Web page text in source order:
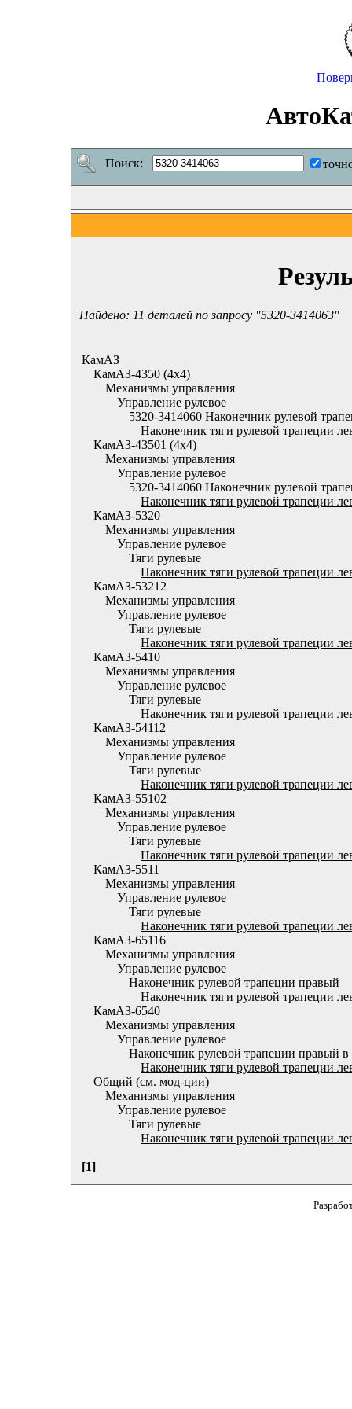
Поиск:
Найдено: 11 деталей по запросу "5320-3414063"
КамАЗ
КамАЗ-4350 (4х4)
Механизмы управления
Управление рулевое
5320-3414060 Наконечник рулевой
Наконечник тяги рулевой трапеции
КамАЗ-43501 (4х4)
Механизмы управления
Управление рулевое
5320-3414060 Наконечник рулевой
Наконечник тяги рулевой трапеции
КамАЗ-5320
Механизмы управления
Управление рулевое
Тяги рулевые
Наконечник тяги рулевой трапеции
КамАЗ-53212
Механизмы управления
Управление рулевое
Тяги рулевые
Наконечник тяги рулевой трапеции
КамАЗ-5410
Механизмы управления
Управление рулевое
Тяги рулевые
Наконечник тяги рулевой трапеции
КамАЗ-54112
Механизмы управления
Управление рулевое
Тяги рулевые
Наконечник тяги рулевой трапеции
КамАЗ-55102
Механизмы управления
Управление рулевое
Тяги рулевые
Наконечник тяги рулевой трапеции
КамАЗ-5511
Механизмы управления
Управление рулевое
Тяги рулевые
Наконечник тяги рулевой трапеции
КамАЗ-65116
Механизмы управления
Управление рулевое
Наконечник рулевой трапеции правый
Наконечник тяги рулевой трапеции
КамАЗ-6540
Механизмы управления
Управление рулевое
Наконечник рулевой трапеции правый в
Наконечник тяги рулевой трапеции
Общий (см. мод-ции)
Механизмы управления
Управление рулевое
Тяги рулевые
Наконечник тяги рулевой трапеции
[1]